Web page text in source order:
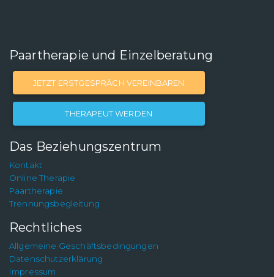
Paartherapie und Einzelberatung
JETZT ERSTGESPRÄCH VEREINBAREN
THERAPEUT WERDEN
Das Beziehungszentrum
Kontakt
Online Therapie
Paartherapie
Trennungsbegleitung
Rechtliches
Allgemeine Geschäftsbedingungen
Datenschutzerklärung
Impressum